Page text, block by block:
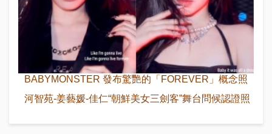
BABYMONSTER 發布驚艷的「FOREVER」概念照
河智苑-姜藝媛-佳仁“朝鮮美女三劍客”舞台問候認證照